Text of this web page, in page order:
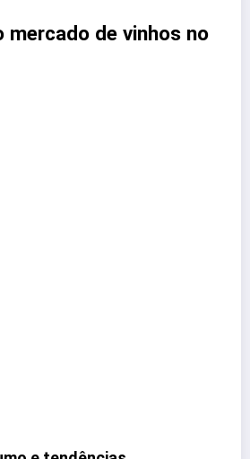
mercado de vinhos no